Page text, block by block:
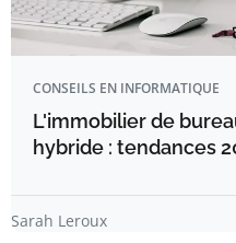
CONSEILS EN INFORMATIQUE
L'immobilier de
hybride : tendances
Sarah Leroux